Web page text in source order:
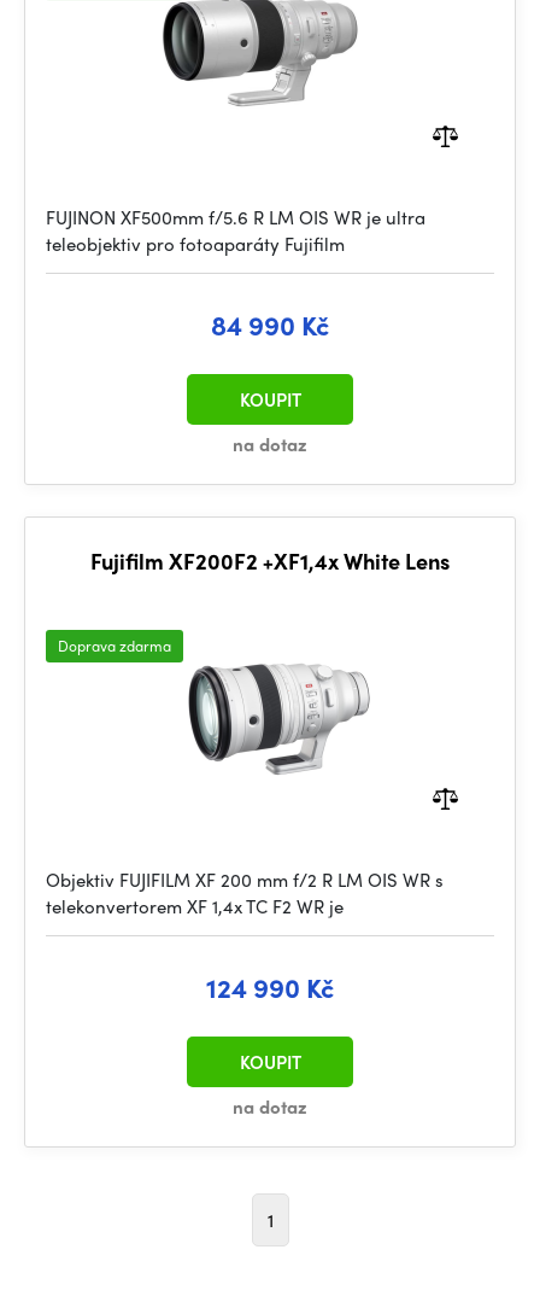
FUJINON XF500mm f/5.6 R LM OIS WR je ultra
teleobjektiv pro fotoaparáty Fujifilm
84 990 Kč
na dotaz
KOUPIT
Fujifilm XF200F2 +XF1,4x White Lens
Doprava zdarma
Objektiv FUJIFILM XF 200 mm f/2 R LM OIS WR s
telekonvertorem XF 1,4x TC F2 WR je
124 990 Kč
na dotaz
KOUPIT
1